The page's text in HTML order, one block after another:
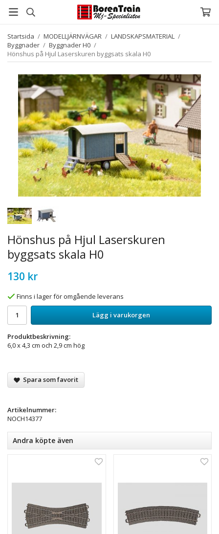
Startsida / MODELLJÄRNVÄGAR / LANDSKAPSMATERIAL /
Byggnader / Byggnader H0 /
Hönshus på Hjul Laserskuren byggsats skala H0
Hönshus på Hjul Laserskuren
byggsats skala H0
130 kr
Finns i lager för omgående leverans
Lägg i varukorgen
Produktbeskrivning:
6,0 x 4,3 cm och 2,9 cm hög
Spara som favorit
Artikelnummer:
NOCH14377
Andra köpte även